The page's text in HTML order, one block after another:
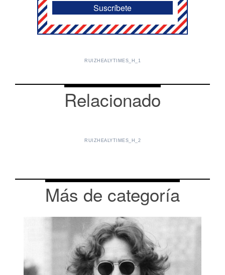
RUIZHEALYTIMES_H_1
Relacionado
RUIZHEALYTIMES_H_2
Más de categoría